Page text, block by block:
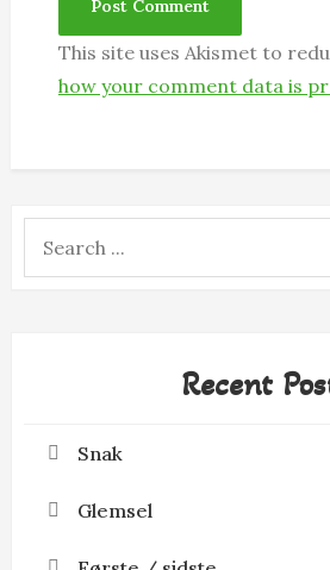
This site uses Akismet to
how your comment data is
Recent
Snak
Glemsel